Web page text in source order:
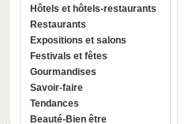
Hôtels et hôtels-restaurants
Restaurants
Expositions et salons
Festivals et fêtes
Gourmandises
Savoir-faire
Tendances
Beauté-Bien être